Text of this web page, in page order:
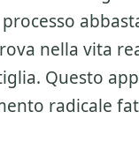
nella vita
Questo
radicale